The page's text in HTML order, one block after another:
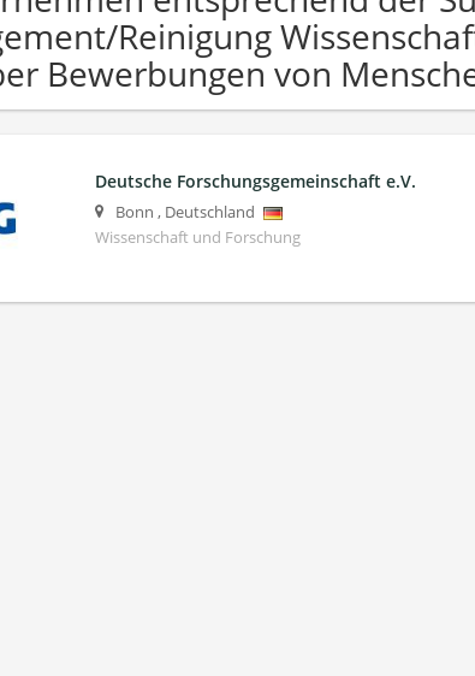
Reinigung
Bewerbungen von
Deutsche Forschungsgemeinschaft e.V.
Bonn , Deutschland
Wissenschaft und Forschung